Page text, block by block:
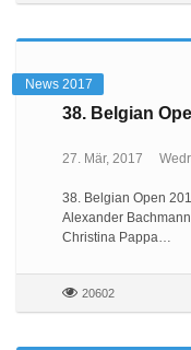
News 2017
38. Belgian
27. Mär, 2017
38. Belgian Open
Alexander
Christina Pappa…
20602